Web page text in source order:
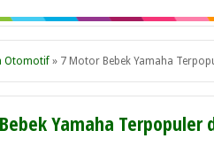
Otomotif » 7 Motor Bebek Yamaha
Yamaha